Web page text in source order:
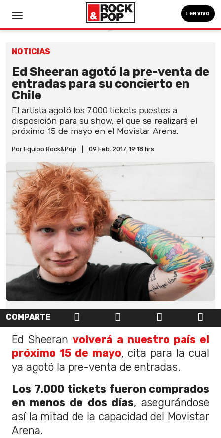
EN VIVO
NOTICIAS
Ed Sheeran agotó la pre-venta de
entradas para su concierto en
Chile
El artista agotó los 7.000 tickets puestos a
disposición para su show, el que se realizará el
próximo 15 de mayo en el Movistar Arena.
Por Equipo Rock&Pop 09 Feb, 2017. 19:18 hrs
COMPARTE
Ed Sheeranvolverá a nuestro país el
próximo 15 de mayo, cita para la cual
ya agotó la pre-venta de entradas.
Los 7.000 tickets fueron comprados
en menos de dos días, asegurándose
así la mitad de la capacidad del Movistar
Arena.